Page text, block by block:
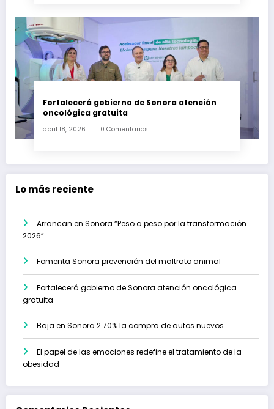
Fortalecerá gobierno de Sonora atención
oncológica gratuita
abril 18, 2026 0 Comentarios
Lo más reciente
Arrancan en Sonora “Peso a peso por la transformación
2026”
Fomenta Sonora prevención del maltrato animal
Fortalecerá gobierno de Sonora atención oncológica
gratuita
Baja en Sonora 2.70% la compra de autos nuevos
El papel de las emociones redefine el tratamiento de la
obesidad